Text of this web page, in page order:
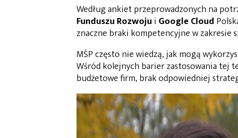
Według ankiet przeprowadzonych na
Funduszu Rozwoju i Google Cloud
znaczne braki kompetencyjne w zakresie
MŚP często nie wiedzą, jak mogą
Wśród kolejnych barier zastosowania tej
budżetowe firm, brak odpowiedniej